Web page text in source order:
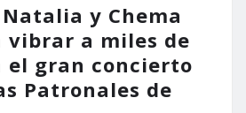
Natalia y Chema
vibrar a miles de
el gran concierto
Patronales de